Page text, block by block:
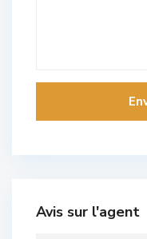
Avis sur l'agent